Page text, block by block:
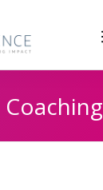
Coaching